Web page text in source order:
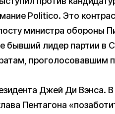
Politico. Это
министра обороны
бывший лидер партии в
проголосовавшим
Джей Ди Вэнса.
Пентагона